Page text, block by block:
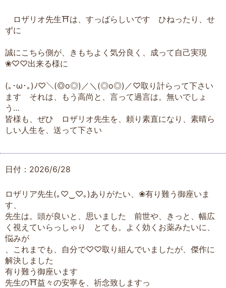
ロザリオ先生⛩は、すっばらしいです ひねったり、せ
ずに
誠にこちら側が、きもちよく気分良く、成って自己実現
❀♡♡出来る様に
(⁠｡⁠･⁠ω⁠･⁠｡⁠)⁠ﾉ⁠♡＼⁠(⁠◎⁠o⁠◎⁠)⁠／＼⁠(⁠◎⁠o⁠◎⁠)⁠／♡取り計らって下さい
ます それは、もう高尚と、言って過言は。無いでしょ
う…
皆様も、ぜひ ロザリオ先生を、頼り素直になり、素晴ら
しい人生を、送って下さい
日付：2026/6/28
ロザリア先生(⁠｡⁠♡⁠‿⁠♡⁠｡⁠)ありがたい、❀有り難う御座いま
す、
先生は。頭が良いと、思いました 前世や、きっと、幅広
く視えていらっしゃり とても。よく効くお薬みたいに、
悩みが
、これまでも、自分で♡♡取り組んでいましたが、傑作に
解決しました
有り難う御座います
先生の⛩益々の安寧を、祈念致しますっ